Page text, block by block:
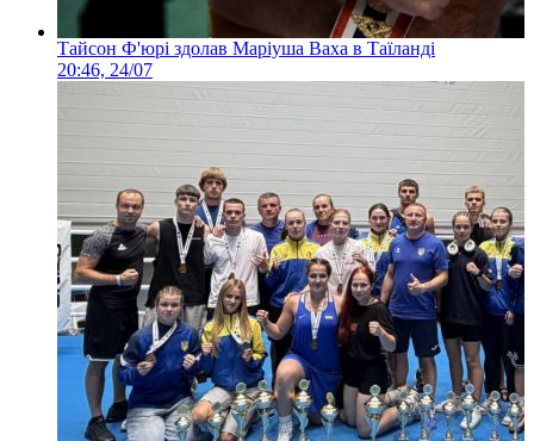
Тайсон Ф'юрі здолав Маріуша Ваха в Таїланді
20:46, 24/07